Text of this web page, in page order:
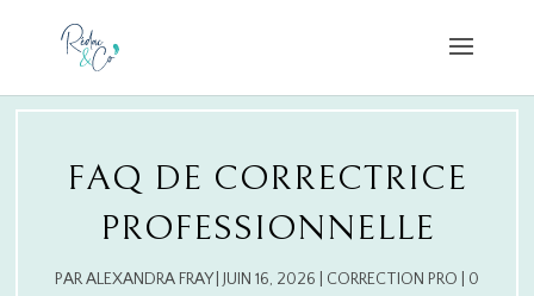
FAQ DE CORRECTRICE
PROFESSIONNELLE
PARALEXANDRA FRAY| JUIN 16, 2026 CORRECTION PRO
0